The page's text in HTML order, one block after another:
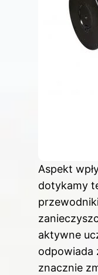
Aspekt
dotykamy
aktywne
odpowiada
znacznie